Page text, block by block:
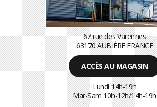
67 rue des Varennes
63170 AUBIÈRE FRANCE
ACCÈS AU MAGASIN
Lundi 14h-19h
Mar-Sam 10h-12h/14h-19h